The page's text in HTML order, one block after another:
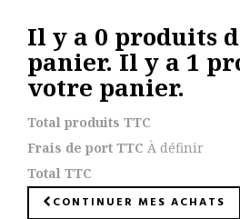
Il y a 0 produits
panier.Il y a 1
votre panier.
Total produits TTC
Frais de port TTC À définir
Total TTC
CONTINUER MES ACHATS